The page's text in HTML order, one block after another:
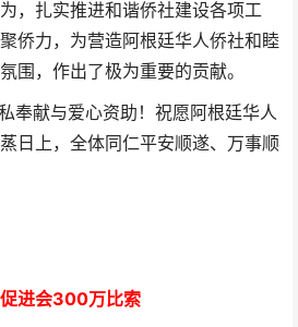
，扎实推进和谐侨社建设各项工
侨力，为营造阿根廷华人侨社和睦
围，作出了极为重要的贡献。
献与爱心资助！祝愿阿根廷华人
日上，全体同仁平安顺遂、万事顺
进会300万比索